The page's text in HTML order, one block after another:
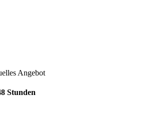
Angebot
Stunden